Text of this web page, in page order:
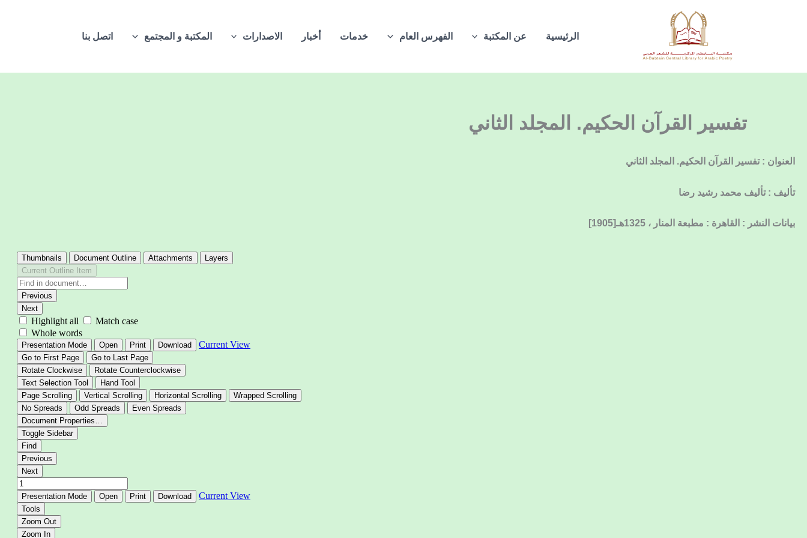
الرئيسية عن المكتبة الفهرس العام خدمات أخبار الاصدارات المكتبة و المجتمع اتصل بنا
تفسير القرآن الحكيم. المجلد الثاني
العنوان : تفسير القرآن الحكيم. المجلد الثاني
تأليف : تأليف محمد رشيد رضا
بيانات النشر : القاهرة : مطبعة المنار ، 1325هـ[1905]